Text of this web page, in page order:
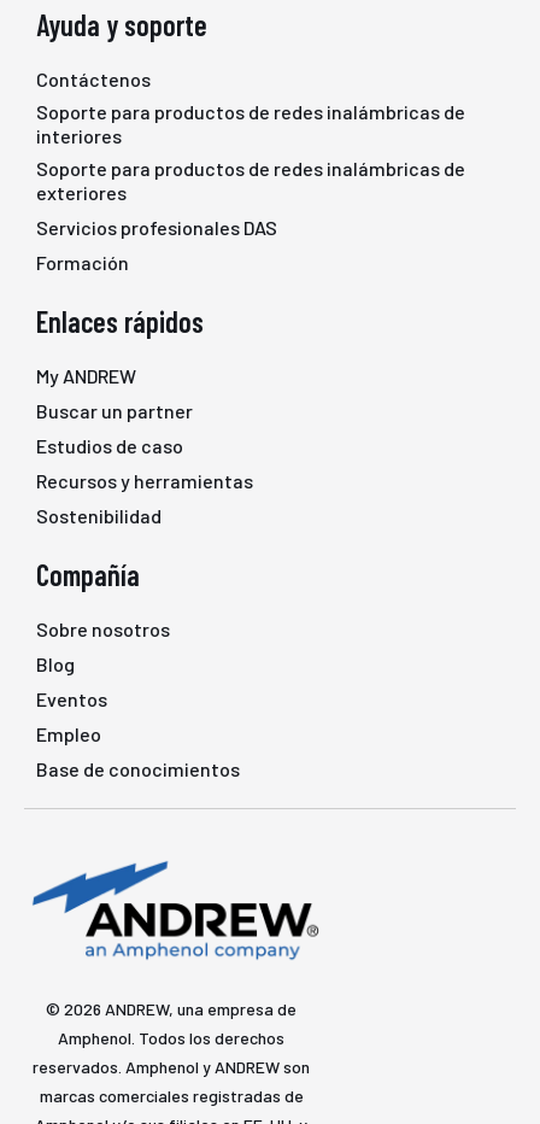
Ayuda y soporte
Contáctenos
Soporte para productos de redes inalámbricas de
interiores
Soporte para productos de redes inalámbricas de
exteriores
Servicios profesionales DAS
Formación
Enlaces rápidos
My ANDREW
Buscar un partner
Estudios de caso
Recursos y herramientas
Sostenibilidad
Compañía
Sobre nosotros
Blog
Eventos
Empleo
Base de conocimientos
© 2026 ANDREW, una empresa de
Amphenol. Todos los derechos
reservados. Amphenol y ANDREW son
marcas comerciales registradas de